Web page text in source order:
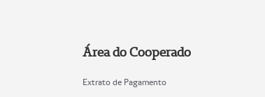
Área do Cooperado
Extrato de Pagamento